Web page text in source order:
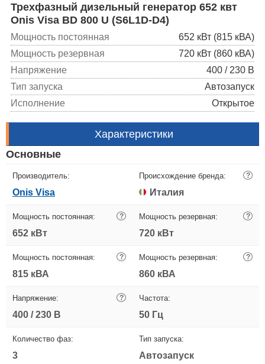
Трехфазный дизельный генератор 652 квт
Onis Visa BD 800 U (S6L1D-D4)
Мощность постоянная
652 кВт (815 кВА)
Мощность резервная
720 кВт (860 кВА)
Напряжение
400 / 230 В
Тип запуска
Автозапуск
Исполнение
Открытое
Характеристики
Основные
Производитель:
Onis Visa
Происхождение бренда: ?
Италия
Мощность постоянная: ?
652 кВт
Мощность резервная: ?
720 кВт
Мощность постоянная: ?
815 кВА
Мощность резервная: ?
860 кВА
Напряжение: ?
400 / 230 В
Частота:
50 Гц
Количество фаз:
3
Тип запуска:
Автозапуск